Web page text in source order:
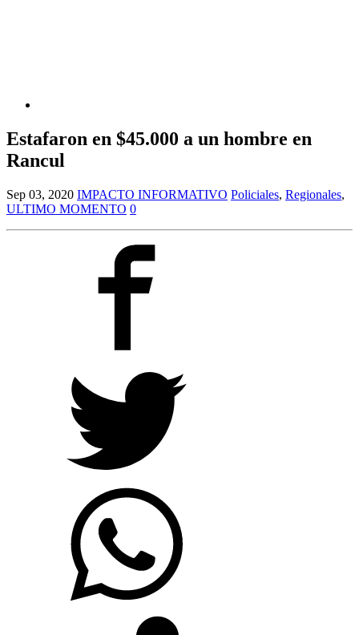
Estafaron en $45.000 a un hombre en
Rancul
Sep 03, 2020 IMPACTO INFORMATIVO Policiales, Regionales,
ULTIMO MOMENTO 0